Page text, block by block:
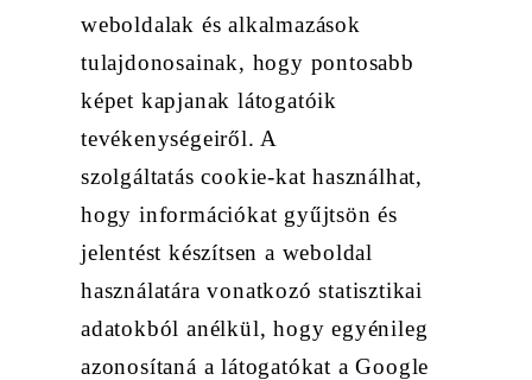
weboldalak és alkalmazások
tulajdonosainak, hogy pontosabb
képet kapjanak látogatóik
tevékenységeiről. A
szolgáltatás cookie-kat használhat,
hogy információkat gyűjtsön és
jelentést készítsen a weboldal
használatára vonatkozó statisztikai
adatokból anélkül, hogy egyénileg
azonosítaná a látogatókat a Google